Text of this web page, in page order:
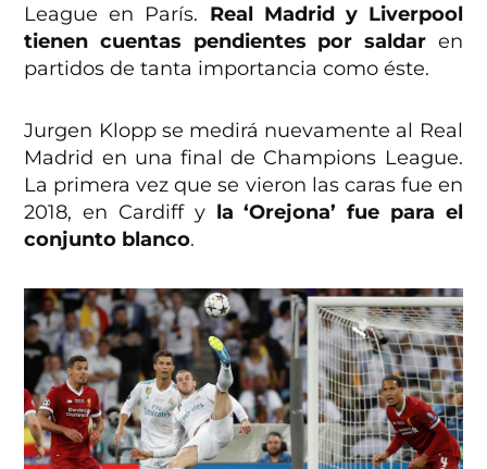
League en París. Real Madrid y Liverpool
tienen cuentas pendientes por saldar en
partidos de tanta importancia como éste.
Jurgen Klopp se medirá nuevamente al Real
Madrid en una final de Champions League.
La primera vez que se vieron las caras fue en
2018, en Cardiff y la ‘Orejona’ fue para el
conjunto blanco.